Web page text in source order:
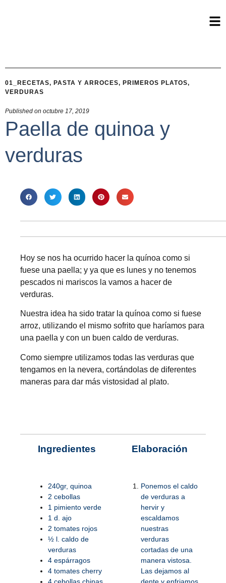
01_RECETAS, PASTA Y ARROCES, PRIMEROS PLATOS,
VERDURAS
Published on octubre 17, 2019
Paella de quinoa y
verduras
Hoy se nos ha ocurrido hacer la quínoa como si
fuese una paella; y ya que es lunes y no tenemos
pescados ni mariscos la vamos a hacer de
verduras.
Nuestra idea ha sido tratar la quínoa como si fuese
arroz, utilizando el mismo sofrito que haríamos para
una paella y con un buen caldo de verduras.
Como siempre utilizamos todas las verduras que
tengamos en la nevera, cortándolas de diferentes
maneras para dar más vistosidad al plato.
Ingredientes
240gr, quinoa
2 cebollas
1 pimiento verde
1 d. ajo
2 tomates rojos
½ l. caldo de
verduras
4 espárragos
4 tomates cherry
Elaboración
Ponemos el caldo
de verduras a
hervir y
escaldamos
nuestras
verduras
cortadas de una
manera vistosa.
Las dejamos al